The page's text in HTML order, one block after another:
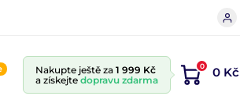
Nakupte ještě za 1 999 Kč
a získejte dopravu zdarma
0 0 Kč